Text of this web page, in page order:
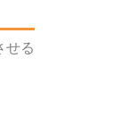
せる